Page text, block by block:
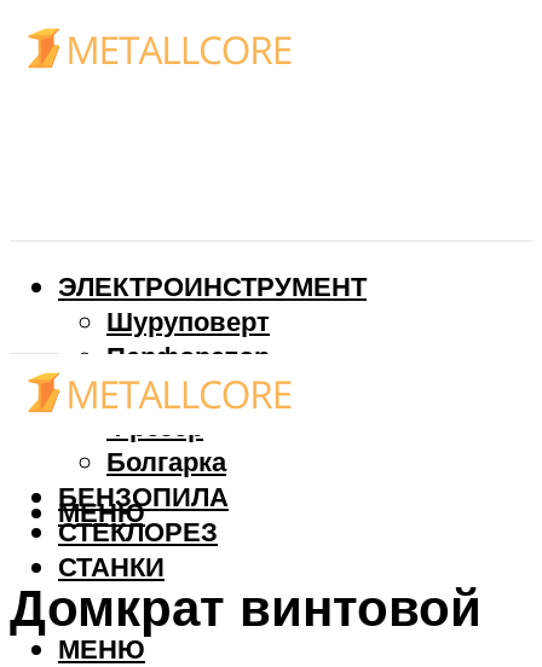
ЭЛЕКТРОИНСТРУМЕНТ
Шуруповерт
Перфоратор
Дрель
Фрезер
Болгарка
БЕНЗОПИЛА
СТЕКЛОРЕЗ
СТАНКИ
МЕНЮ
МЕНЮ
Домкрат винтовой